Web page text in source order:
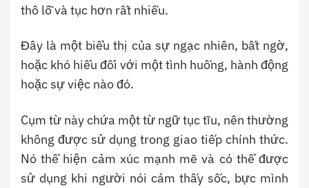
thô lỗ và tục hơn rất nhiều.
Đây là một biểu thị của sự ngạc nhiên, bất ngờ,
hoặc khó hiểu đối với một tình huống, hành động
hoặc sự việc nào đó.
Cụm từ này chứa một từ ngữ tục tĩu, nên thường
không được sử dụng trong giao tiếp chính thức.
Nó thể hiện cảm xúc mạnh mẽ và có thể được
sử dụng khi người nói cảm thấy sốc, bực mình